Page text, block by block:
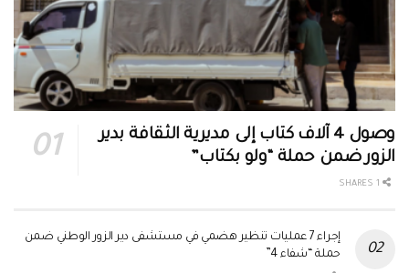
وصول 4 آلاف كتاب إلى مديرية الثقافة بدير
الزور ضمن حملة “ولو بكتاب”
إجراء 7 عمليات تنظير هضمي في مستشفى دير الزور الوطني ضمن
حملة “شفاء 4”